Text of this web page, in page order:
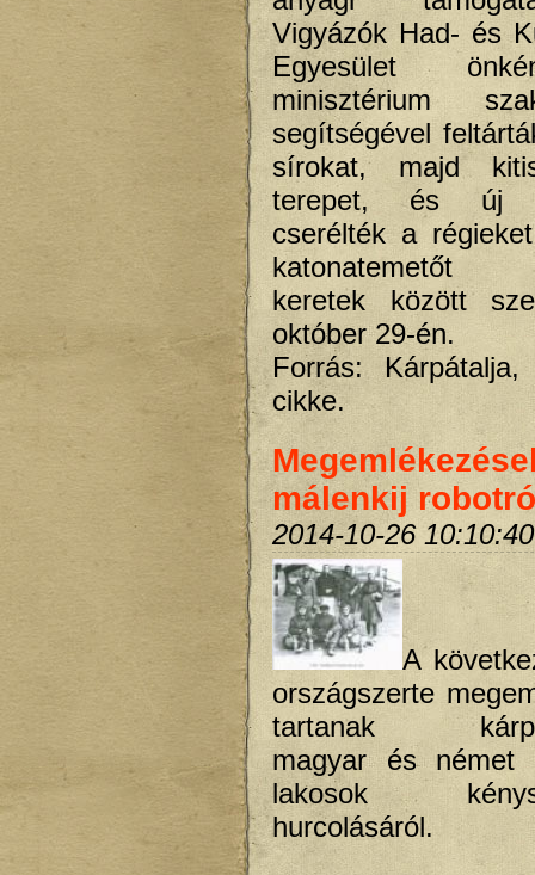
Vigyázók Had- és
Egyesület
minisztérium
segítségével
sírokat, majd
terepet, és új
cserélték a
katonatemetőt
keretek között
október 29-én.
Forrás:
cikke.
málenkij
2014-10-26 10:10:40
A
országszerte
tartanak
magyar és német
lakosok
hurcolásáról.